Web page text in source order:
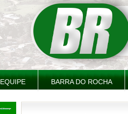
EQUIPE BARRA DO ROCHA